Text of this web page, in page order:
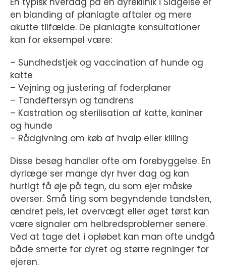
en blanding af planlagte aftaler og mere
akutte tilfælde. De planlagte konsultationer
kan for eksempel være:
– Sundhedstjek og vaccination af hunde og
katte
– Vejning og justering af foderplaner
– Tandeftersyn og tandrens
– Kastration og sterilisation af katte, kaniner
og hunde
– Rådgivning om køb af hvalp eller killing
Disse besøg handler ofte om forebyggelse. En
dyrlæge ser mange dyr hver dag og kan
hurtigt få øje på tegn, du som ejer måske
overser. Små ting som begyndende tandsten,
ændret pels, let overvægt eller øget tørst kan
være signaler om helbredsproblemer senere.
Ved at tage det i opløbet kan man ofte undgå
både smerte for dyret og større regninger for
ejeren.